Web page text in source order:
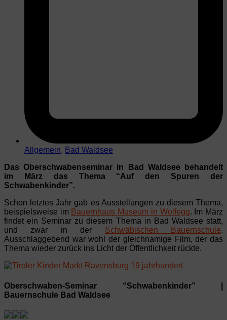
Allgemein, Bad Waldsee
Das Oberschwabenseminar in Bad Waldsee behandelt
im März das Thema “Auf den Spuren der
Schwabenkinder”.
Schon letztes Jahr gab es Ausstellungen zu diesem Thema,
beispielsweise im Bauernhaus Museum in Wolfegg. Im März
findet ein Seminar zu diesem Thema in Bad Waldsee statt,
und zwar in der Schwäbischen Bauernschule.
Ausschlaggebend war wohl der gleichnamige Film, der das
Thema wieder zurück ins Licht der Öffentlichkeit rückte.
Oberschwaben-Seminar “Schwabenkinder” |
Bauernschule Bad Waldsee